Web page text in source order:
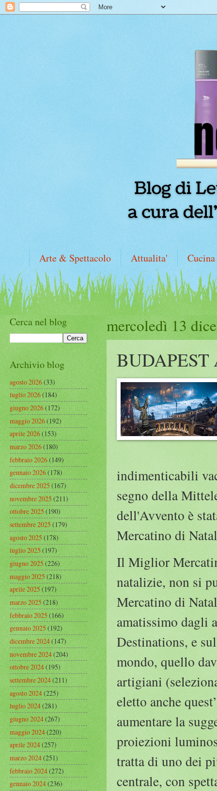
Arte & Spettacolo Attualita' Cucina
mercoledì 13
indimenticabili
segno della
dell'Avvento è
Mercatino di
Il Miglior
natalizie, non si
Mercatino di
amatissimo dagli
Destinations, e
mondo, quello
artigiani
eletto anche
aumentare la
proiezioni
tratta di uno dei
centrale, con
Cerca nel blog
Archivio blog
agosto 2026(33)
luglio 2026(184)
giugno 2026(172)
maggio 2026(192)
aprile 2026(153)
marzo 2026(180)
febbraio 2026(149)
gennaio 2026(178)
dicembre 2025(167)
novembre 2025(211)
ottobre 2025(190)
settembre 2025(179)
agosto 2025(178)
luglio 2025(197)
giugno 2025(226)
maggio 2025(218)
aprile 2025(197)
marzo 2025(218)
febbraio 2025(166)
gennaio 2025(192)
dicembre 2024(147)
novembre 2024(204)
ottobre 2024(195)
settembre 2024(211)
agosto 2024(225)
luglio 2024(281)
giugno 2024(267)
maggio 2024(220)
aprile 2024(257)
marzo 2024(251)
febbraio 2024(272)
gennaio 2024(236)